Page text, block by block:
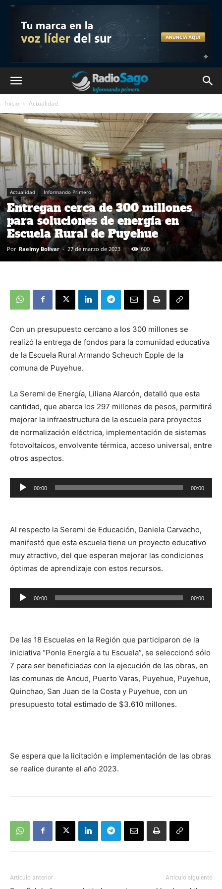
Inicio Actualidad
Actualidad Informando Primero
Entregan cerca de 300 millones
para soluciones de energía en
Escuela Rural de Puyehue
Por Raelmy Bolivar - 27 de marzo de 2023 600
Con un presupuesto cercano a los 300 millones se
realizó la entrega de fondos para la comunidad educativa
de la Escuela Rural Armando Scheuch Epple de la
comuna de Puyehue.
La Seremi de Energía, Liliana Alarcón, detalló que esta
cantidad, que abarca los 297 millones de pesos, permitirá
mejorar la infraestructura de la escuela para proyectos
de normalización eléctrica, implementación de sistemas
fotovoltaicos, envolvente térmica, acceso universal, entre
otros aspectos.
Reproductor
00:00 00:00
Al respecto la Seremi de Educación, Daniela Carvacho,
manifestó que esta escuela tiene un proyecto educativo
muy atractivo, del que esperan mejorar las condiciones
óptimas de aprendizaje con estos recursos.
Reproductor
de
00:00 00:00
De las 18 Escuelas en la Región que participaron de la
iniciativa “Ponle Energía a tu Escuela”, se seleccionó sólo
7 para ser beneficiadas con la ejecución de las obras, en
las comunas de Ancud, Puerto Varas, Puyehue, Puyehue,
Quinchao, San Juan de la Costa y Puyehue, con un
presupuesto total estimado de $3.610 millones.
Se espera que la licitación e implementación de las obras
se realice durante el año 2023.
Artículo anterior Artículo siguiente